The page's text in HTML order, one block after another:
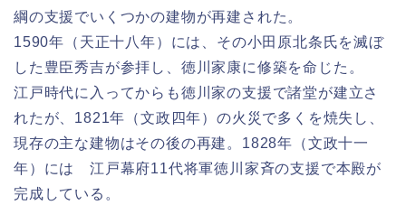
綱の支援でいくつかの建物が再建された。
1590年（天正十八年）には、その小田原北条氏を滅ぼ
した豊臣秀吉が参拝し、徳川家康に修築を命じた。
江戸時代に入ってからも徳川家の支援で諸堂が建立さ
れたが、1821年（文政四年）の火災で多くを焼失し、
現存の主な建物はその後の再建。1828年（文政十一
年）には 江戸幕府11代将軍徳川家斉の支援で本殿が
完成している。